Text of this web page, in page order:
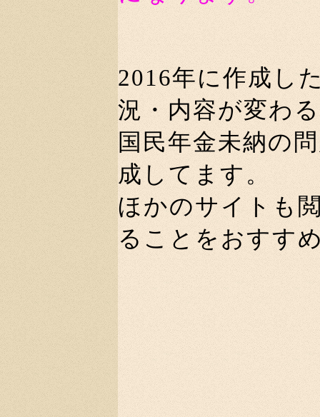
2016年に作成し
況・内容が変わ
国民年金未納の
成してます。
ほかのサイトも
ることをおすす